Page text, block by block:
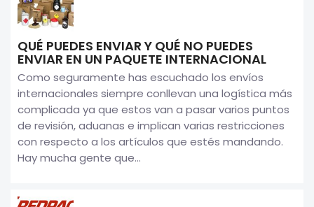
QUÉ PUEDES ENVIAR Y QUÉ NO PUEDES
ENVIAR EN UN PAQUETE INTERNACIONAL
Como seguramente has escuchado los envíos
internacionales siempre conllevan una logística más
complicada ya que estos van a pasar varios puntos
de revisión, aduanas e implican varias restricciones
con respecto a los artículos que estés mandando.
Hay mucha gente que...